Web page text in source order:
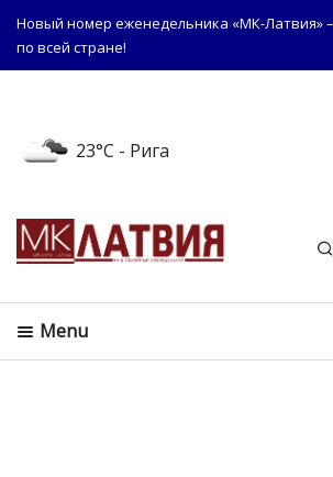
Новый номер еженедельника «МК-Латвия»
по всей стране!
23°C - Рига
Menu